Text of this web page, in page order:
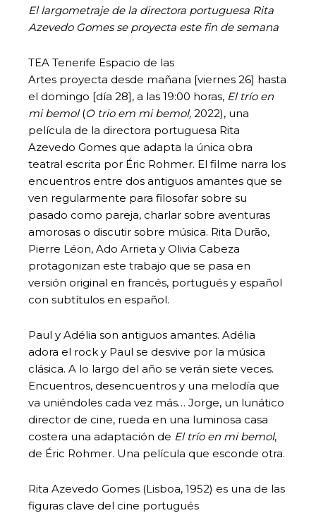
El largometraje de la directora portuguesa Rita
Azevedo Gomes se proyecta este fin de semana
TEA Tenerife Espacio de las
Artes proyecta desde mañana [viernes 26] hasta
el domingo [día 28], a las 19:00 horas, El trío en
mi bemol(O trio em mi bemol, 2022), una
película de la directora portuguesa Rita
Azevedo Gomes que adapta la única obra
teatral escrita por Éric Rohmer. El filme narra los
encuentros entre dos antiguos amantes que se
ven regularmente para filosofar sobre su
pasado como pareja, charlar sobre aventuras
amorosas o discutir sobre música. Rita Durão,
Pierre Léon, Ado Arrieta y Olivia Cabeza
protagonizan este trabajo que se pasa en
versión original en francés, portugués y español
con subtítulos en español.
Paul y Adélia son antiguos amantes. Adélia
adora el rock y Paul se desvive por la música
clásica. A lo largo del año se verán siete veces.
Encuentros, desencuentros y una melodía que
va uniéndoles cada vez más… Jorge, un lunático
director de cine, rueda en una luminosa casa
costera una adaptación de El trío en mi bemol,
de Éric Rohmer. Una película que esconde otra.
Rita Azevedo Gomes (Lisboa, 1952) es una de las
figuras clave del cine portugués